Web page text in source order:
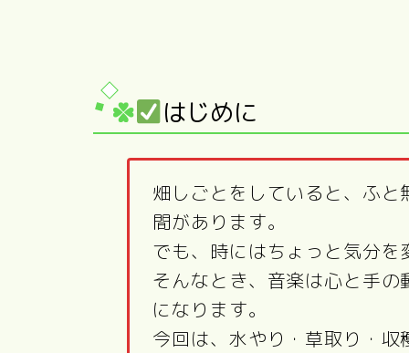
はじめに
畑しごとをしていると、ふ
間があります。
でも、時にはちょっと気分
そんなとき、音楽は心と手
になります。
今回は、水やり・草取り・